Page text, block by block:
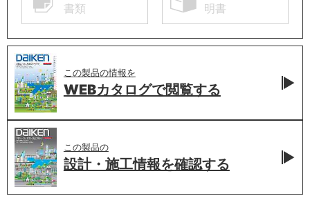
書類
明書
この製品の情報を
WEBカタログで閲覧する
この製品の
設計・施工情報を確認する